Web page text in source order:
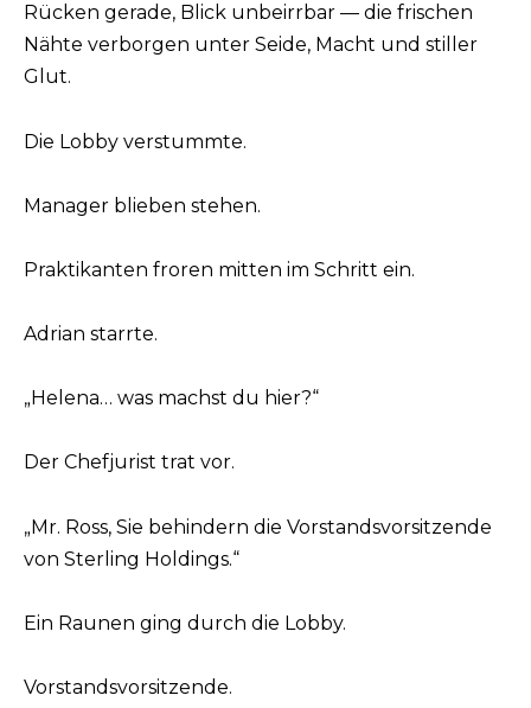
Rücken gerade, Blick unbeirrbar — die frischen
Nähte verborgen unter Seide, Macht und stiller
Glut.
Die Lobby verstummte.
Manager blieben stehen.
Praktikanten froren mitten im Schritt ein.
Adrian starrte.
„Helena… was machst du hier?“
Der Chefjurist trat vor.
„Mr. Ross, Sie behindern die Vorstandsvorsitzende
von Sterling Holdings.“
Ein Raunen ging durch die Lobby.
Vorstandsvorsitzende.